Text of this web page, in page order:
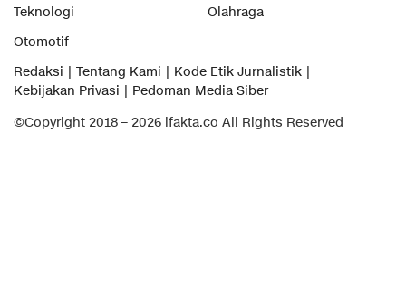
Teknologi
Olahraga
Otomotif
Redaksi
Tentang Kami
Kode Etik Jurnalistik
Kebijakan Privasi
Pedoman Media Siber
©Copyright 2018 – 2026 ifakta.co All Rights Reserved